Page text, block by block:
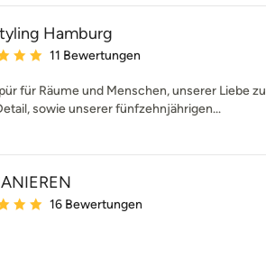
Hamburg
Bewertung: 4.9 von 5 Sternen
11 Bewertungen
für Räume und Menschen, unserer Liebe zu
sowie unserer fünfzehnjährigen...
Bewertung: 5 von 5 Sternen
16 Bewertungen